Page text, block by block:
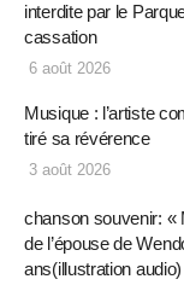
interdite par le
cassation
6 août 2026
Musique : l’artiste
tiré sa révérence
3 août 2026
chanson souvenir: «
de l’épouse de
ans(illustration audio)